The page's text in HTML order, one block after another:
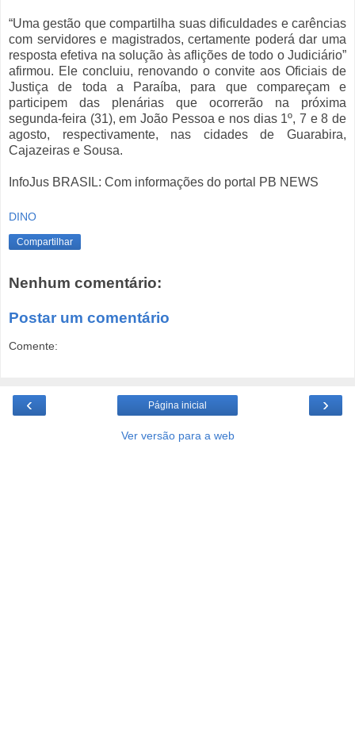
“Uma gestão que compartilha suas dificuldades e carências
com servidores e magistrados, certamente poderá dar uma
resposta efetiva na solução às aflições de todo o Judiciário”
afirmou. Ele concluiu, renovando o convite aos Oficiais de
Justiça de toda a Paraíba, para que compareçam e
participem das plenárias que ocorrerão na próxima
segunda-feira (31), em João Pessoa e nos dias 1º, 7 e 8 de
agosto, respectivamente, nas cidades de Guarabira,
Cajazeiras e Sousa.
InfoJus BRASIL: Com informações do portal PB NEWS
DINO
Compartilhar
Nenhum comentário:
Postar um comentário
Comente:
‹ ›
Página inicial
Ver versão para a web